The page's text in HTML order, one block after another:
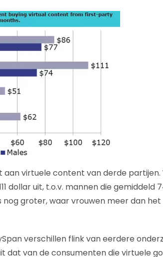
aan virtuele content van derde partijen.
dollar uit, t.o.v. mannen die gemiddeld
nog groter, waar vrouwen meer dan
verschillen flink van eerdere
dat van de consumenten die virtuele